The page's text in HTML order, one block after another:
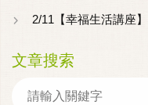
2/11【幸福生活講座
文章搜索